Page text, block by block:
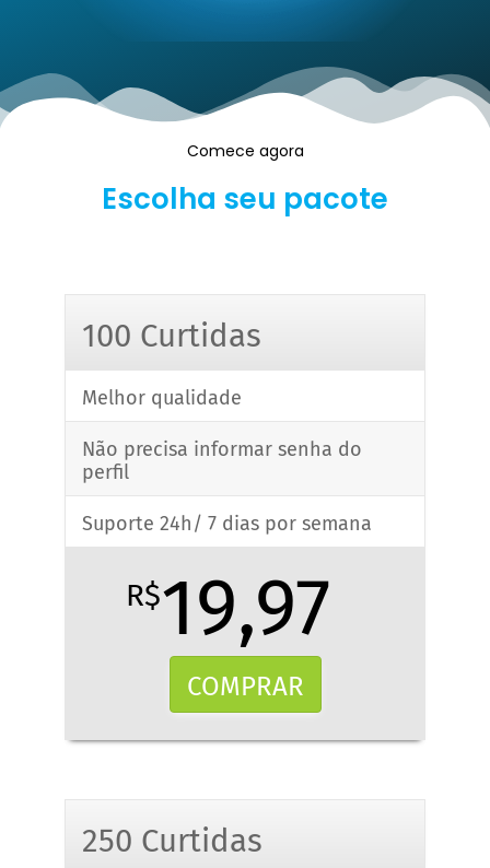
Comece agora
Escolha seu pacote
100 Curtidas
Melhor qualidade
Não precisa informar senha do
perfil
Suporte 24h/ 7 dias por semana
R$19,97
COMPRAR
250 Curtidas